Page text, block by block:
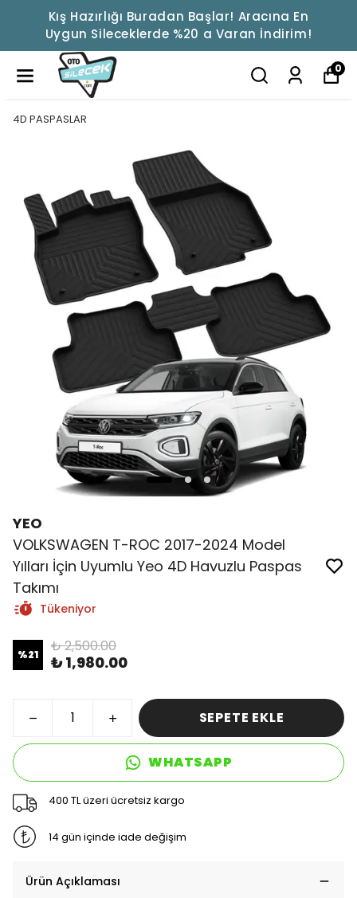
Kış Hazırlığı Buradan Başlar! Aracına En
Uygun Sileceklerde %20 a Varan İndirim!
0
4D PASPASLAR
YEO
VOLKSWAGEN T-ROC 2017-2024 Model
Yılları İçin Uyumlu Yeo 4D Havuzlu Paspas
Takımı
Tükeniyor
%21 ₺ 2,500.00
₺ 1,980.00
SEPETE EKLE
WHATSAPP
400 TL üzeri ücretsiz kargo
14 gün içinde iade değişim
Ürün Açıklaması